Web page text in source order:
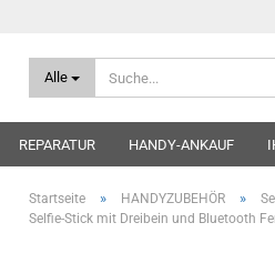
Alle
REPARATUR HANDY-ANKAUF
Startseite » HANDYZUBEHÖR »
Selfie-Stick mit Dreibein und Bluetooth